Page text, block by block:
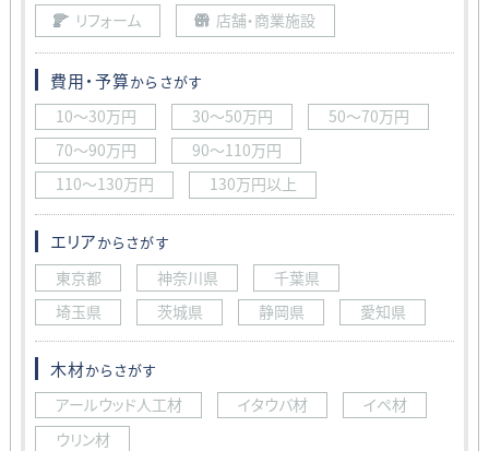
リフォーム
店舗・商業施設
費用・予算からさがす
10〜30万円 30〜50万円
50〜70万円
70〜90万円
90〜110万円
110〜130万円
130万円以上
エリアからさがす
東京都 神奈川県
千葉県
埼玉県
茨城県 静岡県 愛知県
木材からさがす
アールウッド人工材 イタウバ材
イペ材
ウリン材